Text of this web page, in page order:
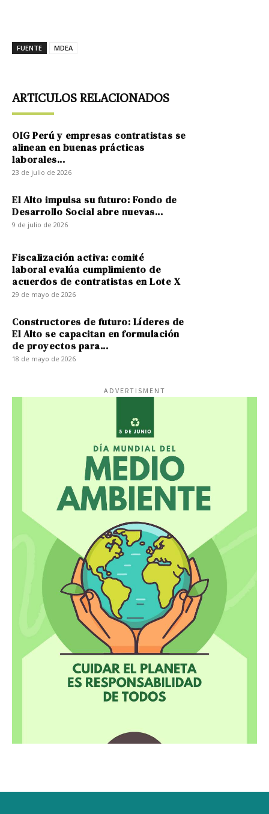
FUENTE MDEA
ARTICULOS RELACIONADOS
OIG Perú y empresas contratistas se
alinean en buenas prácticas
laborales...
23 de julio de 2026
El Alto impulsa su futuro: Fondo de
Desarrollo Social abre nuevas...
9 de julio de 2026
Fiscalización activa: comité
laboral evalúa cumplimiento de
acuerdos de contratistas en Lote X
29 de mayo de 2026
Constructores de futuro: Líderes de
El Alto se capacitan en formulación
de proyectos para...
18 de mayo de 2026
ADVERTISMENT